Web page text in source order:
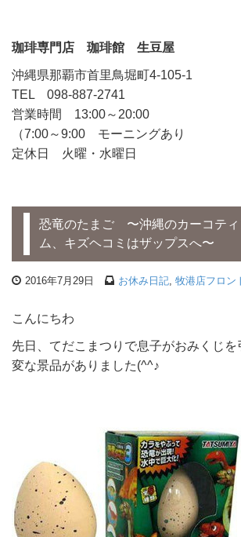
珈琲専門店 珈琲館 生豆屋
沖縄県那覇市首里鳥堀町4-105-1
TEL 098-887-2741
営業時間 13:00～20:00
（7:00～9:00 モーニングあり
定休日 火曜・水曜日
恐竜のたまご 〜沖縄のカーコティ
ム、キズヘコミはザップスへ〜
2016年7月29日 お休み日記 牧港店フロン
こんにちわ
先日、てだこまつりで息子がおみくじを
変な景品がありました(^^♪